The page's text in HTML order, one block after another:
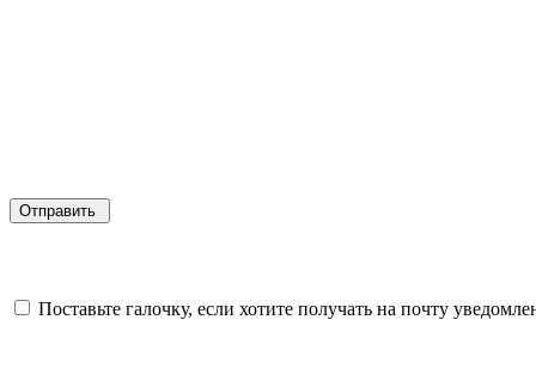
Поставьте галочку, если хотите получать на почту